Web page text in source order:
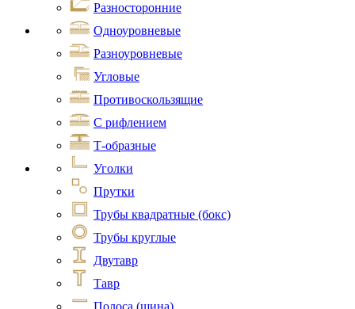
Разносторонние
Одноуровневые
Разноуровневые
Угловые
Противоскользящие
С рифлением
Т-образные
Уголки
Прутки
Трубы квадратные (бокс)
Трубы круглые
Двутавр
Тавр
Полоса (шина)